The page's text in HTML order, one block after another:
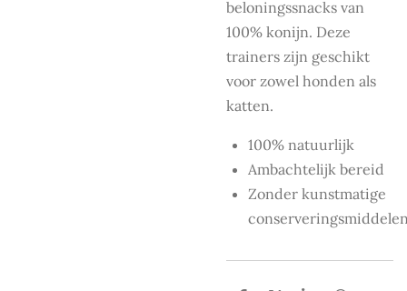
beloningssnacks van
100% konijn. Deze
trainers zijn geschikt
voor zowel honden als
katten.
100% natuurlijk
Ambachtelijk bereid
Zonder kunstmatige